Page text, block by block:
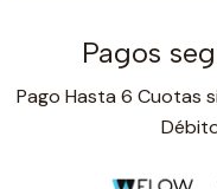
Pagos
Pago Hasta 6 Cuotas